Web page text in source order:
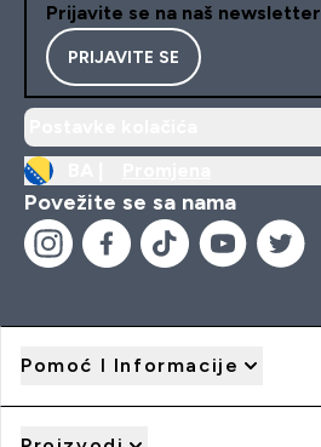
Prijavite se na naš newsletter
PRIJAVITE SE
Povežite se sa nama
Pomoć I Informacije